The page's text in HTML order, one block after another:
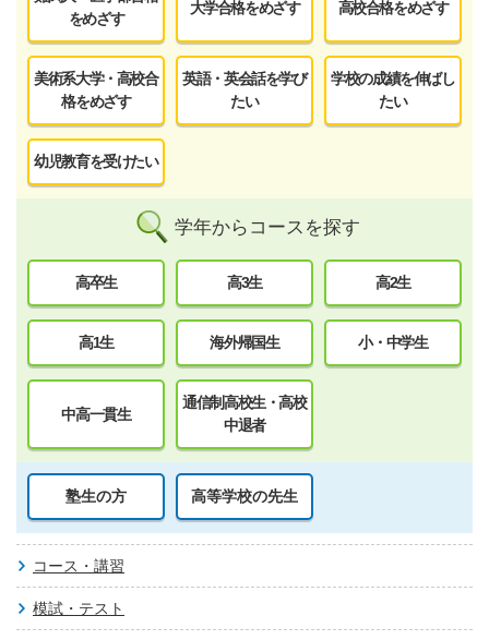
をめざす
大学合格をめざす 高校合格をめざす
美術系大学・高校合
格をめざす
英語・英会話を学び
たい
学校の成績を伸ばし
たい
幼児教育を受けたい
学年からコースを探す
高卒生 高3生 高2生
高1生 海外帰国生 小・中学生
中高一貫生
通信制高校生・高校
中退者
塾生の方 高等学校の先生
コース・講習
模試・テスト